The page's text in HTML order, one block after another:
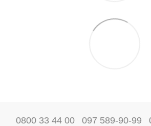
0800 33 44 00 097 589-90-99